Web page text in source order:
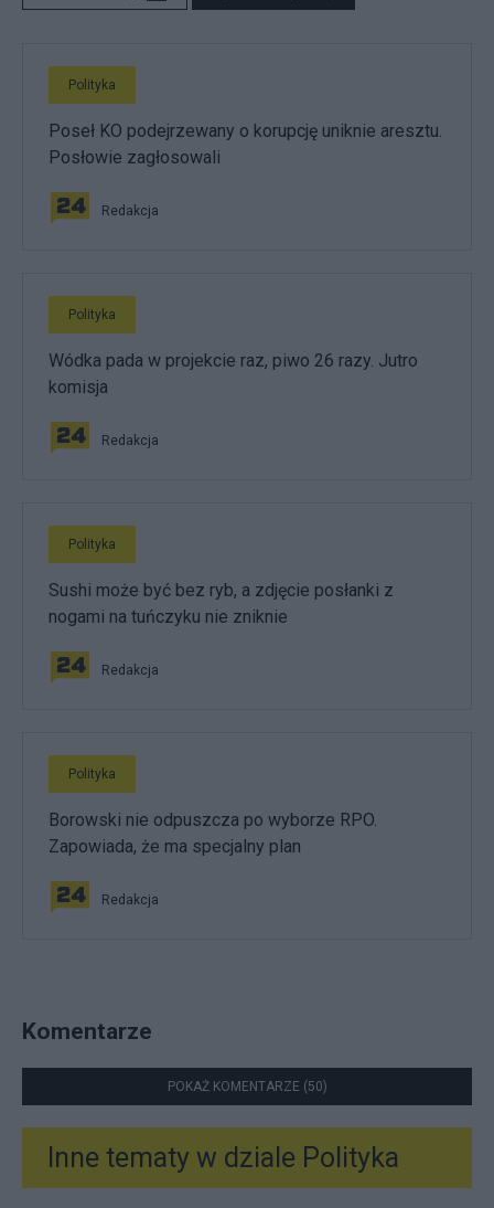
Polityka
Poseł KO podejrzewany o korupcję uniknie aresztu.
Posłowie zagłosowali
Redakcja
Polityka
Wódka pada w projekcie raz, piwo 26 razy. Jutro
komisja
Redakcja
Polityka
Sushi może być bez ryb, a zdjęcie posłanki z
nogami na tuńczyku nie zniknie
Redakcja
Polityka
Borowski nie odpuszcza po wyborze RPO.
Zapowiada, że ma specjalny plan
Redakcja
Komentarze
POKAŻ KOMENTARZE (50)
Inne tematy w dziale Polityka